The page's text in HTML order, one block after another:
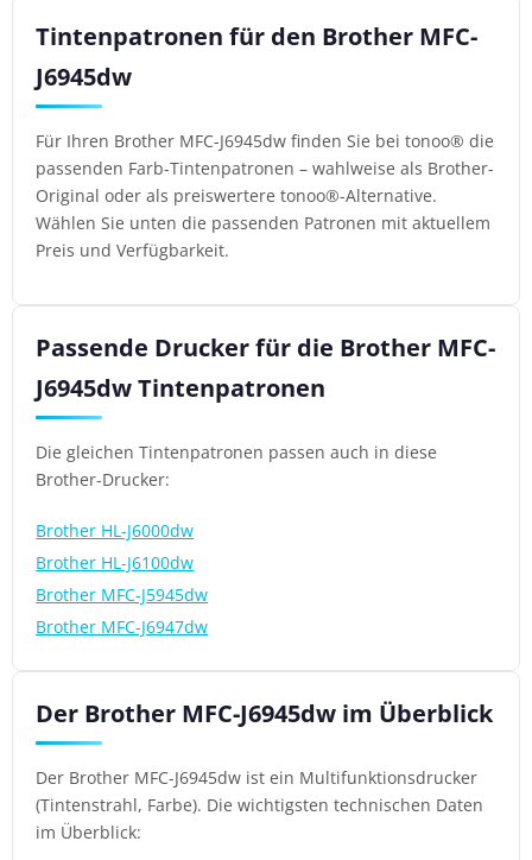
Tintenpatronen für den Brother MFC-
J6945dw
Für Ihren Brother MFC-J6945dw finden Sie bei tonoo® die
passenden Farb-Tintenpatronen – wahlweise als Brother-
Original oder als preiswertere tonoo®-Alternative.
Wählen Sie unten die passenden Patronen mit aktuellem
Preis und Verfügbarkeit.
Passende Drucker für die Brother MFC-
J6945dw Tintenpatronen
Die gleichen Tintenpatronen passen auch in diese
Brother-Drucker:
Brother HL-J6000dw
Brother HL-J6100dw
Brother MFC-J5945dw
Brother MFC-J6947dw
Der Brother MFC-J6945dw im Überblick
Der Brother MFC-J6945dw ist ein Multifunktionsdrucker
(Tintenstrahl, Farbe). Die wichtigsten technischen Daten
im Überblick: